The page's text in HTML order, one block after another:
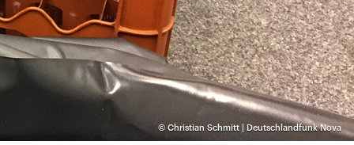
© Christian Schmitt | Deutschlandfunk Nova